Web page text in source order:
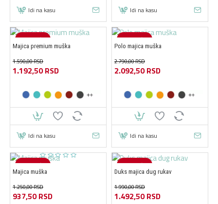
Idi na kasu Idi na kasu
-25 %
Majica premium muška
1.192,50 RSD
1.590,00 RSD
Idi na kasu
-25 %
Polo majica muška
2.092,50 RSD
2.790,00 RSD
Idi na kasu
-25 %
Majica muška
937,50 RSD
1.250,00 RSD
-25 %
Duks majica dug rukav
1.492,50 RSD
1.990,00 RSD